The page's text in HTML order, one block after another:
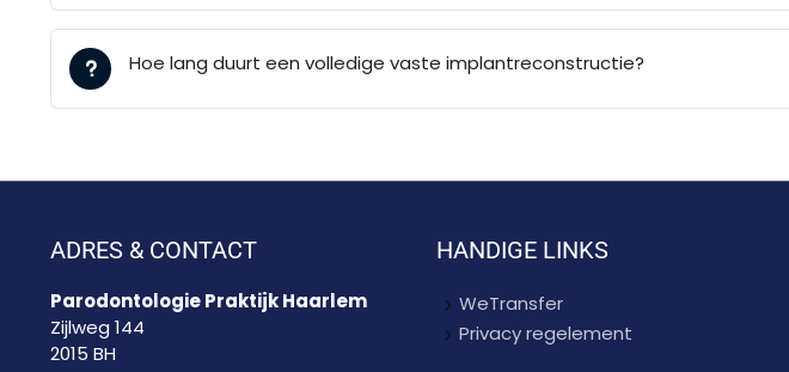
Hoe lang duurt een volledige vaste implantreconstructie?
ADRES & CONTACT
Parodontologie Praktijk Haarlem
Zijlweg 144
2015 BH
HANDIGE LINKS
WeTransfer
Privacy regelement